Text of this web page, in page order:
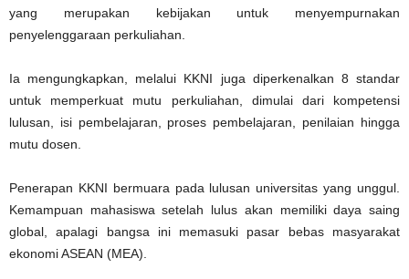
yang merupakan kebijakan untuk menyempurnakan
penyelenggaraan perkuliahan.
Ia mengungkapkan, melalui KKNI juga diperkenalkan 8 standar
untuk memperkuat mutu perkuliahan, dimulai dari kompetensi
lulusan, isi pembelajaran, proses pembelajaran, penilaian hingga
mutu dosen.
Penerapan KKNI bermuara pada lulusan universitas yang unggul.
Kemampuan mahasiswa setelah lulus akan memiliki daya saing
global, apalagi bangsa ini memasuki pasar bebas masyarakat
ekonomi ASEAN (MEA).